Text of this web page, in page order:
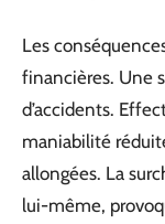
Les
financières. Une
d’accidents.
maniabilité
allongées. La
lui-même,